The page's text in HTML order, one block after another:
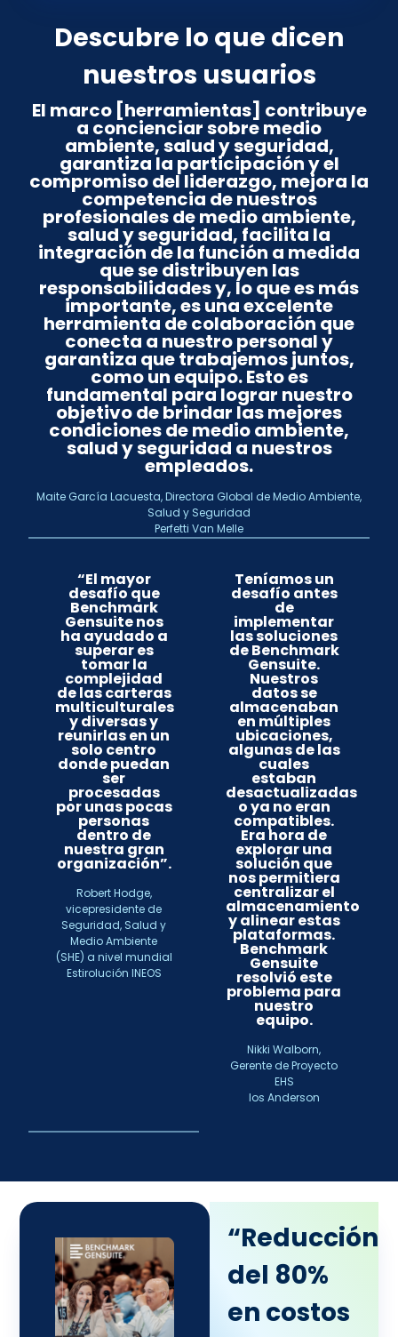
Descubre lo que dicen
nuestros usuarios
El marco [herramientas] contribuye
a concienciar sobre medio
ambiente, salud y seguridad,
garantiza la participación y el
compromiso del liderazgo, mejora la
competencia de nuestros
profesionales de medio ambiente,
salud y seguridad, facilita la
integración de la función a medida
que se distribuyen las
responsabilidades y, lo que es más
importante, es una excelente
herramienta de colaboración que
conecta a nuestro personal y
garantiza que trabajemos juntos,
como un equipo. Esto es
fundamental para lograr nuestro
objetivo de brindar las mejores
condiciones de medio ambiente,
salud y seguridad a nuestros
empleados.
Maite García Lacuesta, Directora Global de Medio Ambiente,
Salud y Seguridad
Perfetti Van Melle
“El mayor
desafío que
Benchmark
Gensuite nos
ha ayudado a
superar es
tomar la
complejidad
de las carteras
multiculturales
y diversas y
reunirlas en un
solo centro
donde puedan
ser
procesadas
por unas pocas
personas
dentro de
nuestra gran
organización”.
Robert Hodge,
vicepresidente de
Seguridad, Salud y
Medio Ambiente
(SHE) a nivel mundial
Estirolución INEOS
Teníamos un
desafío antes
de
implementar
las soluciones
de Benchmark
Gensuite.
Nuestros
datos se
almacenaban
en múltiples
ubicaciones,
algunas de las
cuales
estaban
desactualizadas
o ya no eran
compatibles.
Era hora de
explorar una
solución que
nos permitiera
centralizar el
almacenamiento
y alinear estas
plataformas.
Benchmark
Gensuite
resolvió este
problema para
nuestro
equipo.
Nikki Walborn,
Gerente de Proyecto
EHS
los Anderson
“Reducción
del 80%
en costos